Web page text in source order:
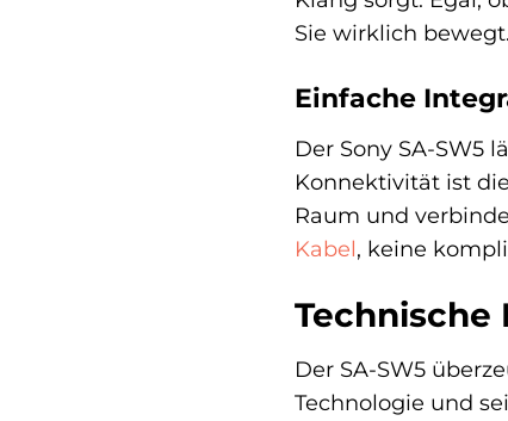
Sie wirklich bewegt.
Einfache
Der Sony SA-SW5
Konnektivität ist
Raum und
Kabel, keine
Technische
Der SA-SW5
Technologie und